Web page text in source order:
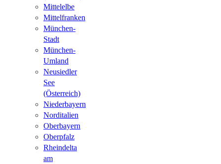
Mittelelbe
Mittelfranken
München-
Stadt
München-
Umland
Neusiedler
See
(Österreich)
Niederbayern
Norditalien
Oberbayern
Oberpfalz
Rheindelta
am